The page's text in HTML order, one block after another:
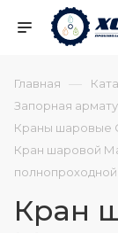
Главная —
Запорная
Краны шаровые
Кран шаровой
Кран